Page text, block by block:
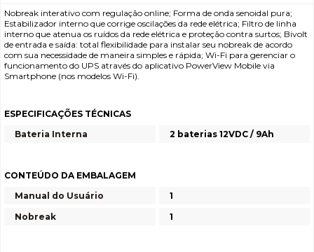
Nobreak interativo com regulação online; Forma de onda senoidal pura;
Estabilizador interno que corrige oscilações da rede elétrica; Filtro de linha
interno que atenua os ruídos da rede elétrica e proteção contra surtos; Bivolt
de entrada e saída: total flexibilidade para instalar seu nobreak de acordo
com sua necessidade de maneira simples e rápida; Wi-Fi para gerenciar o
funcionamento do UPS através do aplicativo PowerView Mobile via
Smartphone (nos modelos Wi-Fi).
ESPECIFICAÇÕES TÉCNICAS
Bateria Interna
2 baterias 12VDC / 9Ah
CONTEÚDO DA EMBALAGEM
Manual do Usuário
1
Nobreak
1